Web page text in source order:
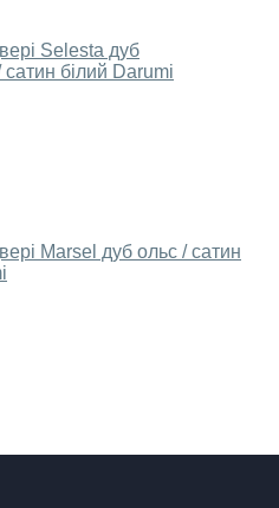
Завдяки такій товщині
дуже міцною та
від необхідних
факторів. Підбір
індивідуально для
робите?
зробити замір та
співробітник має з
візерунків. Після виміру та
заявку, не
Selesta дуб
білий Darumi
Marsel дуб ольс / сатин